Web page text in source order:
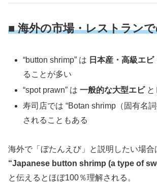
■ 海外の市場・レストラン
“button shrimp” は 日本産・高級エビ
ることが多い
“spot prawn” は一般的な大型エビと
寿司店では “Botan shrimp（固有名
されることもある
海外で「ぼたんえび」と説明したい場合
“Japanese button shrimp (a type of
と伝えるとほぼ100％理解される。